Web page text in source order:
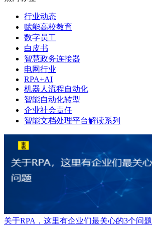
行业动态
赋能高校教育
数字员工
白皮书
智慧政务连接器
电网行业
RPA+AI
机器人流程自动化
智能自动化转型
企业社会责任
智能文档处理平台解读系列
关于RPA，这里有企业们最关心的3个问题